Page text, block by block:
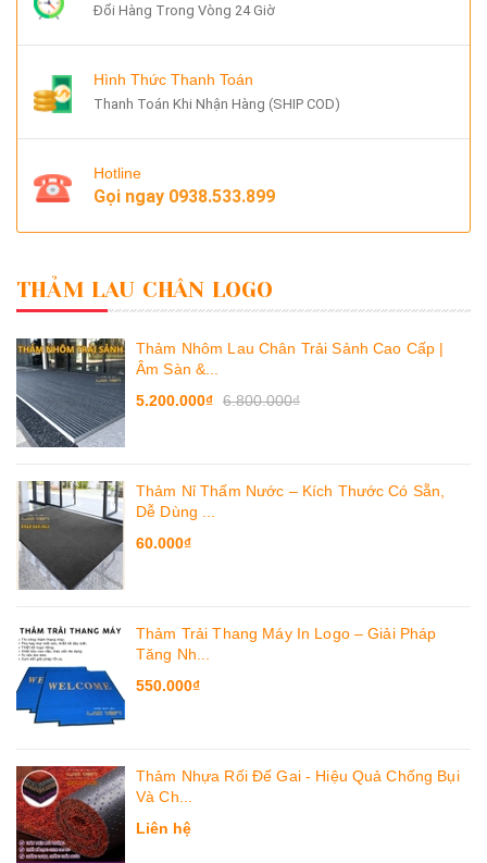
Đổi Hàng Trong Vòng 24 Giờ
Hình Thức Thanh Toán
Thanh Toán Khi Nhận Hàng (SHIP COD)
Hotline
Gọi ngay 0938.533.899
THẢM LAU CHÂN LOGO
Thảm Nhôm Lau Chân Trải Sảnh Cao Cấp |
Âm Sàn &...
5.200.000₫ 6.800.000₫
Thảm Nỉ Thấm Nước – Kích Thước Có Sẵn,
Dễ Dùng ...
60.000₫
Thảm Trải Thang Máy In Logo – Giải Pháp
Tăng Nh...
550.000₫
Thảm Nhựa Rối Đế Gai - Hiệu Quả Chống Bụi
Và Ch...
Liên hệ